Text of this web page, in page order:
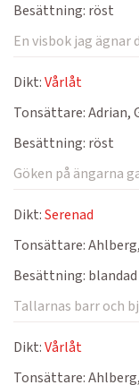
Besättning: röst
En visbok jag ägnar
Dikt:Vårlåt
Tonsättare:Adrian,
Besättning: röst
Göken på ängarna
Dikt:Serenad
Tonsättare:
Besättning:
Tallarnas barr och
Dikt:Vårlåt
Tonsättare: